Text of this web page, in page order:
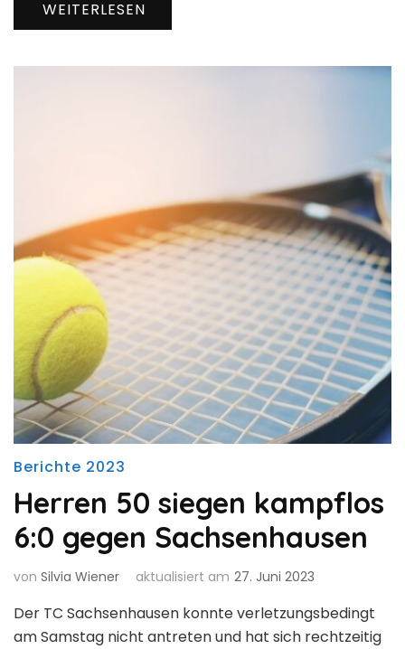
WEITERLESEN
Berichte 2023
Herren 50 siegen kampflos
6:0 gegen Sachsenhausen
von Silvia Wiener aktualisiert am 27. Juni 2023
Der TC Sachsenhausen konnte verletzungsbedingt
am Samstag nicht antreten und hat sich rechtzeitig